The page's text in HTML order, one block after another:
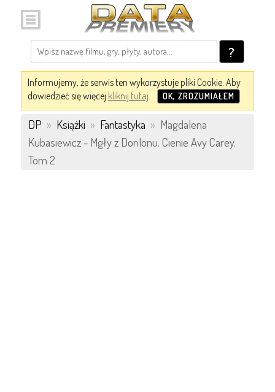
?
Informujemy, że serwis ten wykorzystuje pliki Cookie. Aby
dowiedzieć się więcej kliknij tutaj. OK, ZROZUMIAŁEM
DP » Książki » Fantastyka » Magdalena
Kubasiewicz - Mgły z Donlonu. Cienie Avy Carey.
Tom 2